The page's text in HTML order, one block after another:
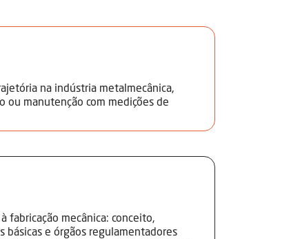
na indústria metalmecânica,
ou manutenção com medições de
fabricação mecânica: conceito,
básicas e órgãos regulamentadores